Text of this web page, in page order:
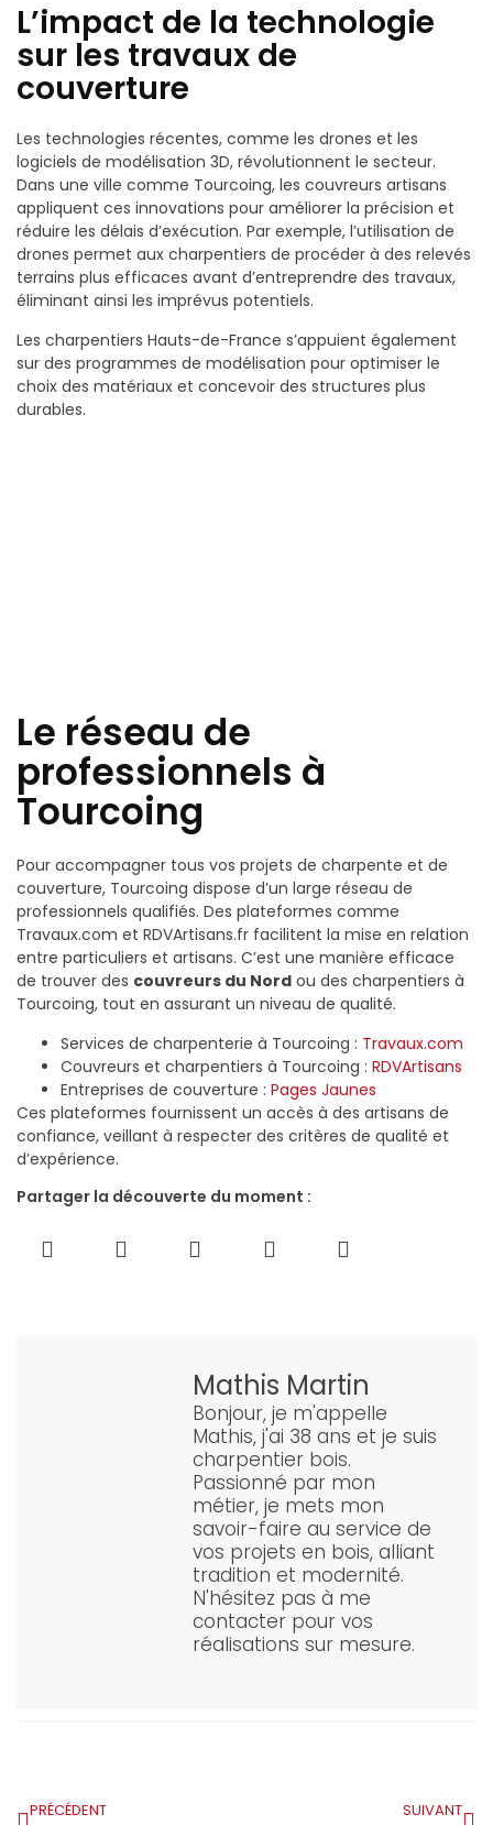
L’impact de la technologie
sur les travaux de
couverture
Les technologies récentes, comme les drones et les
logiciels de modélisation 3D, révolutionnent le secteur.
Dans une ville comme Tourcoing, les couvreurs artisans
appliquent ces innovations pour améliorer la précision et
réduire les délais d’exécution. Par exemple, l’utilisation de
drones permet aux charpentiers de procéder à des relevés
terrains plus efficaces avant d’entreprendre des travaux,
éliminant ainsi les imprévus potentiels.
Les charpentiers Hauts-de-France s’appuient également
sur des programmes de modélisation pour optimiser le
choix des matériaux et concevoir des structures plus
durables.
Le réseau de
professionnels à
Tourcoing
Pour accompagner tous vos projets de charpente et de
couverture, Tourcoing dispose d’un large réseau de
professionnels qualifiés. Des plateformes comme
Travaux.com et RDVArtisans.fr facilitent la mise en relation
entre particuliers et artisans. C’est une manière efficace
de trouver des couvreurs du Nord ou des charpentiers à
Tourcoing, tout en assurant un niveau de qualité.
Services de charpenterie à Tourcoing : Travaux.com
Couvreurs et charpentiers à Tourcoing : RDVArtisans
Entreprises de couverture : Pages Jaunes
Ces plateformes fournissent un accès à des artisans de
confiance, veillant à respecter des critères de qualité et
d’expérience.
Partager la découverte du moment :
Mathis Martin
Bonjour, je m'appelle
Mathis, j'ai 38 ans et je suis
charpentier bois.
Passionné par mon
métier, je mets mon
savoir-faire au service de
vos projets en bois, alliant
tradition et modernité.
N'hésitez pas à me
contacter pour vos
réalisations sur mesure.
PRÉCÉDENT SUIVANT